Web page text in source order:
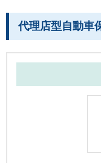
代理店型自動車